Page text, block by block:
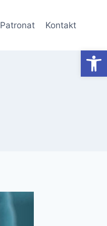
Patronat Kontakt